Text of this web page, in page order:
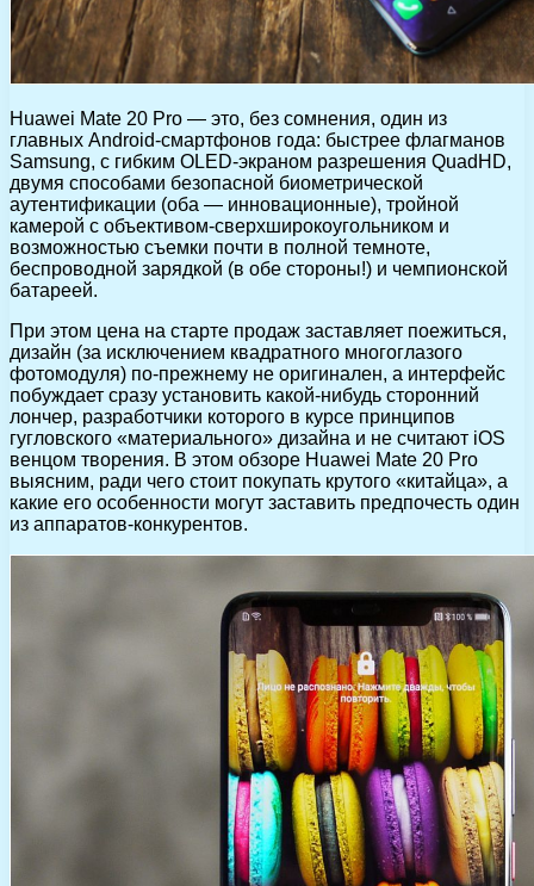
Huawei Mate 20 Pro — это, без сомнения, один из
главных Android-смартфонов года: быстрее флагманов
Samsung, с гибким OLED-экраном разрешения QuadHD,
двумя способами безопасной биометрической
аутентификации (оба — инновационные), тройной
камерой с объективом-сверхширокоугольником и
возможностью съемки почти в полной темноте,
беспроводной зарядкой (в обе стороны!) и чемпионской
батареей.
При этом цена на старте продаж заставляет поежиться,
дизайн (за исключением квадратного многоглазого
фотомодуля) по-прежнему не оригинален, а интерфейс
побуждает сразу установить какой-нибудь сторонний
лончер, разработчики которого в курсе принципов
гугловского «материального» дизайна и не считают iOS
венцом творения. В этом обзоре Huawei Mate 20 Pro
выясним, ради чего стоит покупать крутого «китайца», а
какие его особенности могут заставить предпочесть один
из аппаратов-конкурентов.